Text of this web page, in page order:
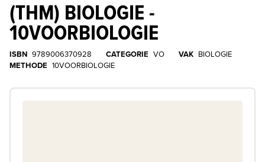
(THM) BIOLOGIE -
10VOORBIOLOGIE
ISBN 9789006370928 CATEGORIE VO VAK BIOLOGIE
METHODE 10VOORBIOLOGIE